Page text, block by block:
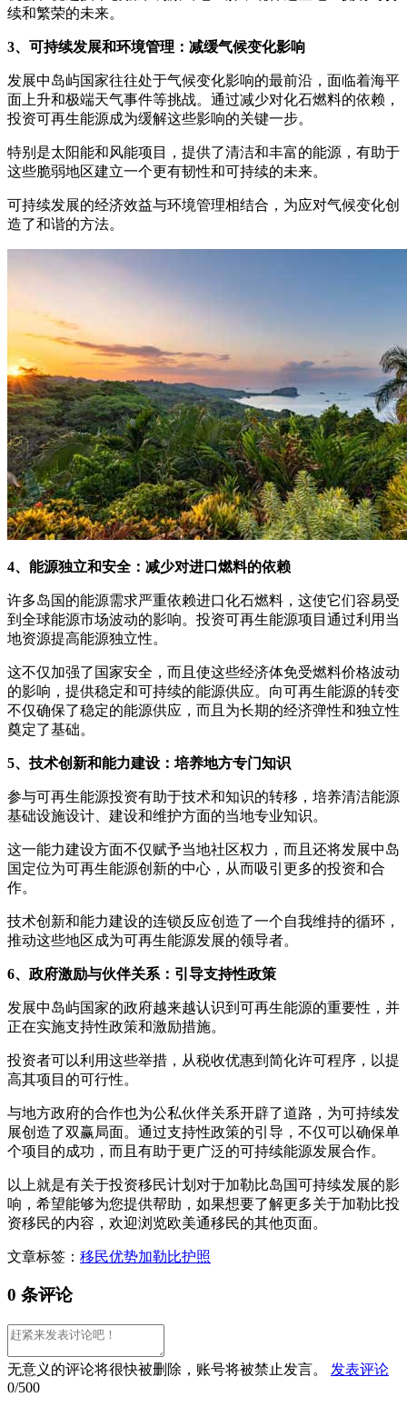
续和繁荣的未来。
3、可持续发展和环境管理：减缓气候变化影响
发展中岛屿国家往往处于气候变化影响的最前沿，面临着海平
面上升和极端天气事件等挑战。通过减少对化石燃料的依赖，
投资可再生能源成为缓解这些影响的关键一步。
特别是太阳能和风能项目，提供了清洁和丰富的能源，有助于
这些脆弱地区建立一个更有韧性和可持续的未来。
可持续发展的经济效益与环境管理相结合，为应对气候变化创
造了和谐的方法。
4、能源独立和安全：减少对进口燃料的依赖
许多岛国的能源需求严重依赖进口化石燃料，这使它们容易受
到全球能源市场波动的影响。投资可再生能源项目通过利用当
地资源提高能源独立性。
这不仅加强了国家安全，而且使这些经济体免受燃料价格波动
的影响，提供稳定和可持续的能源供应。向可再生能源的转变
不仅确保了稳定的能源供应，而且为长期的经济弹性和独立性
奠定了基础。
5、技术创新和能力建设：培养地方专门知识
参与可再生能源投资有助于技术和知识的转移，培养清洁能源
基础设施设计、建设和维护方面的当地专业知识。
这一能力建设方面不仅赋予当地社区权力，而且还将发展中岛
国定位为可再生能源创新的中心，从而吸引更多的投资和合
作。
技术创新和能力建设的连锁反应创造了一个自我维持的循环，
推动这些地区成为可再生能源发展的领导者。
6、政府激励与伙伴关系：引导支持性政策
发展中岛屿国家的政府越来越认识到可再生能源的重要性，并
正在实施支持性政策和激励措施。
投资者可以利用这些举措，从税收优惠到简化许可程序，以提
高其项目的可行性。
与地方政府的合作也为公私伙伴关系开辟了道路，为可持续发
展创造了双赢局面。通过支持性政策的引导，不仅可以确保单
个项目的成功，而且有助于更广泛的可持续能源发展合作。
以上就是有关于投资移民计划对于加勒比岛国可持续发展的影
响，希望能够为您提供帮助，如果想要了解更多关于加勒比投
资移民的内容，欢迎浏览欧美通移民的其他页面。
文章标签： 移民优势加勒比护照
0 条评论
无意义的评论将很快被删除，账号将被禁止发言。
发表评论
0/500